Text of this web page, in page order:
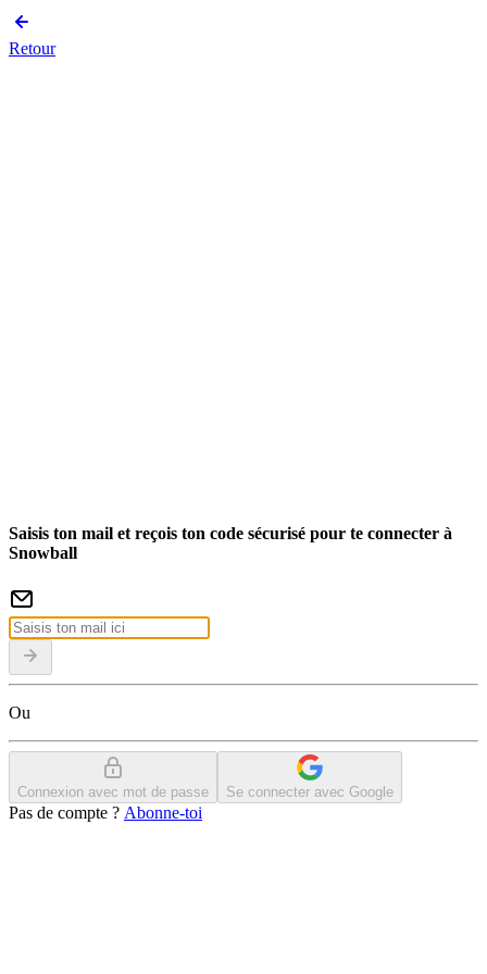
Retour
Saisis ton mail et reçois ton code sécurisé pour te connecter à
Snowball
Ou
Connexion avec mot de passe Se connecter avec Google
Pas de compte ? Abonne-toi